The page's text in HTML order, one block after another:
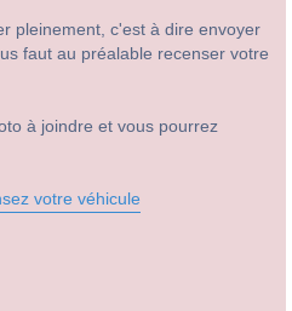
pleinement, c'est à dire envoyer
faut au préalable recenser votre
à joindre et vous pourrez
votre véhicule